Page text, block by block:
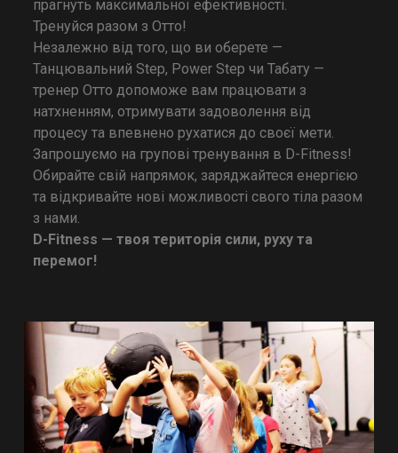
прагнуть максимальної ефективності.
Тренуйся разом з Отто!
Незалежно від того, що ви оберете —
Танцювальний Step, Power Step чи Табату —
тренер Отто допоможе вам працювати з
натхненням, отримувати задоволення від
процесу та впевнено рухатися до своєї мети.
Запрошуємо на групові тренування в D-Fitness!
Обирайте свій напрямок, заряджайтеся енергією
та відкривайте нові можливості свого тіла разом
з нами.
D-Fitness — твоя територія сили, руху та
перемог!